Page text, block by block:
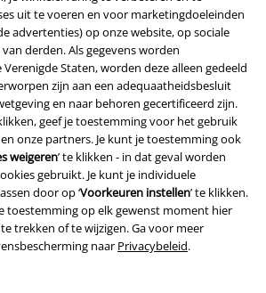
uit te voeren en voor marketingdoeleinden
advertenties) op onze website, op sociale
derden. Als gegevens worden
Staten, worden deze alleen gedeeld
zijn aan een adequaatheidsbesluit
en naar behoren gecertificeerd zijn.
geef je toestemming voor het gebruik
onze partners. Je kunt je toestemming ook
weigeren’ te klikken - in dat geval worden
gebruikt. Je kunt je individuele
door op ‘Voorkeuren instellen’ te klikken.
toestemming op elk gewenst moment hier
trekken of te wijzigen. Ga voor meer
naar Privacybeleid.